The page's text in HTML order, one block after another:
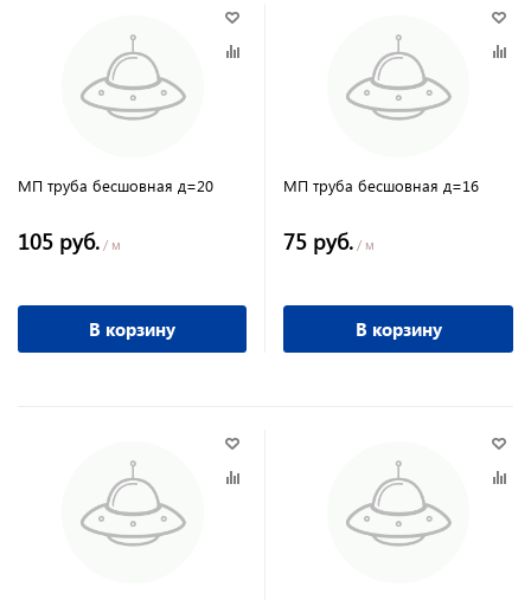
МП труба бесшовная д=20
105 руб. / м
В корзину
МП труба бесшовная д=16
75 руб. / м
В корзину